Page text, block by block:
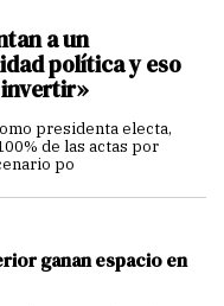
a un
política y eso
presidenta electa,
de las actas por
po
ganan espacio en